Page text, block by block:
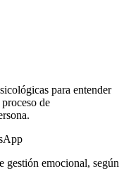
para entender
de
gestión emocional, según